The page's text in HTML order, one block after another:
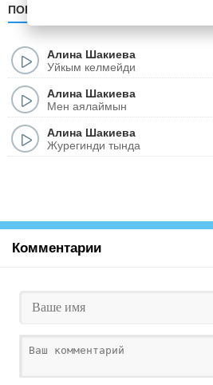
ПОПУЛЯРНЫЕ ПО
Алина Шакиева
Уйкым келмейди
Алина Шакиева
Мен аялаймын
Алина Шакиева
Журегинди тында
Комментарии